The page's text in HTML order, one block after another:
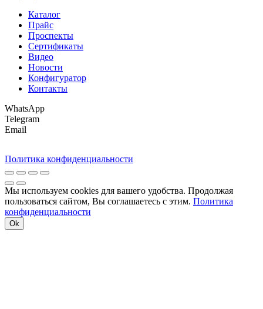
Каталог
Прайс
Проспекты
Сертификаты
Видео
Новости
Конфигуратор
Контакты
WhatsApp
Telegram
Email
Политика конфиденциальности
Мы используем cookies для вашего удобства. Продолжая
пользоваться сайтом, Вы соглашаетесь с этим. Политика
конфиденциальности
Ok